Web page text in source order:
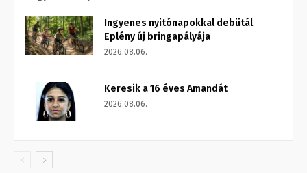
Ingyenes nyitónapokkal debütál
Eplény új bringapályája
2026.08.06.
Keresik a 16 éves Amandát
2026.08.06.